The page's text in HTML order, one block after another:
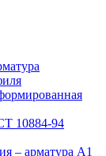
10884-94
– арматура А1